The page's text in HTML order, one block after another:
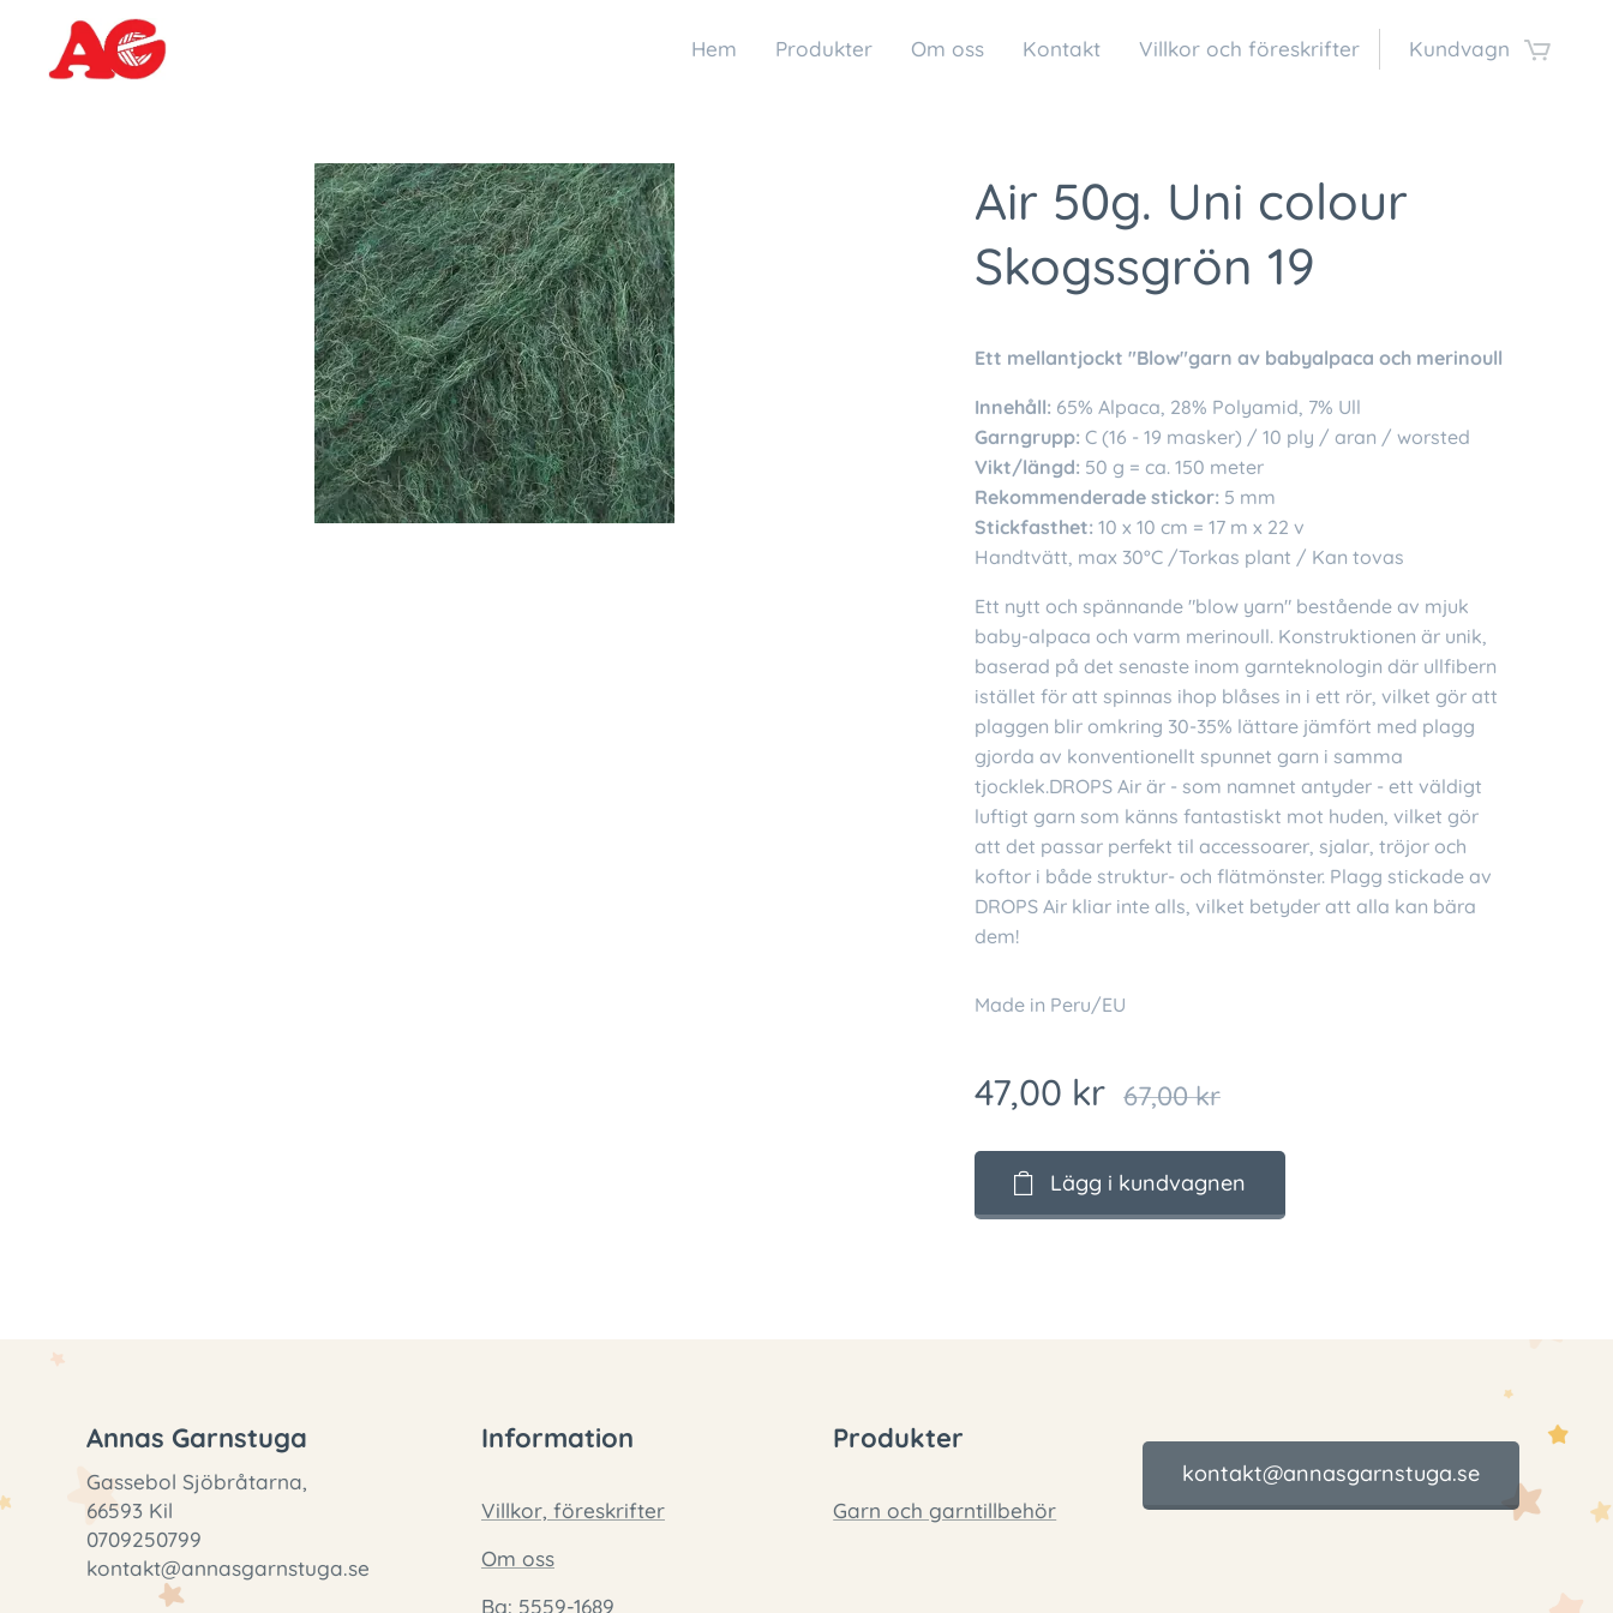
Hem Produkter Om oss Kontakt Villkor och föreskrifter Kundvagn
Air 50g. Uni colour
Skogssgrön 19
Ett mellantjockt "Blow"garn av babyalpaca och merinoull
Innehåll: 65% Alpaca, 28% Polyamid, 7% Ull
Garngrupp: C (16 - 19 masker) / 10 ply / aran / worsted
Vikt/längd: 50 g = ca. 150 meter
Rekommenderade stickor: 5 mm
Stickfasthet: 10 x 10 cm = 17 m x 22 v
Handtvätt, max 30°C /Torkas plant / Kan tovas
Ett nytt och spännande "blow yarn" bestående av mjuk
baby-alpaca och varm merinoull. Konstruktionen är unik,
baserad på det senaste inom garnteknologin där ullfibern
istället för att spinnas ihop blåses in i ett rör, vilket gör att
plaggen blir omkring 30-35% lättare jämfört med plagg
gjorda av konventionellt spunnet garn i samma
tjocklek.DROPS Air är - som namnet antyder - ett väldigt
luftigt garn som känns fantastiskt mot huden, vilket gör
att det passar perfekt til accessoarer, sjalar, tröjor och
koftor i både struktur- och flätmönster. Plagg stickade av
DROPS Air kliar inte alls, vilket betyder att alla kan bära
dem!
Made in Peru/EU
47,00 kr 67,00kr
Lägg i kundvagnen
Annas Garnstuga
Gassebol Sjöbråtarna,
66593 Kil
0709250799
kontakt@annasgarnstuga.se
Information
Villkor, föreskrifter
Om oss
Bg: 5559-1689
Produkter
Garn och garntillbehör
kontakt@annasgarnstuga.se